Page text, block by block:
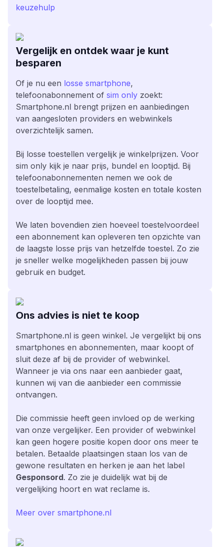
keuzehulp
Vergelijk en ontdek waar je kunt
besparen
Of je nu een losse smartphone,
telefoonabonnement of sim only zoekt:
Smartphone.nl brengt prijzen en aanbiedingen
van aangesloten providers en webwinkels
overzichtelijk samen.
Bij losse toestellen vergelijk je winkelprijzen. Voor
sim only kijk je naar prijs, bundel en looptijd. Bij
telefoonabonnementen nemen we ook de
toestelbetaling, eenmalige kosten en totale kosten
over de looptijd mee.
We laten bovendien zien hoeveel toestelvoordeel
een abonnement kan opleveren ten opzichte van
de laagste losse prijs van hetzelfde toestel. Zo zie
je sneller welke mogelijkheden passen bij jouw
gebruik en budget.
Ons advies is niet te koop
Smartphone.nl is geen winkel. Je vergelijkt bij ons
smartphones en abonnementen, maar koopt of
sluit deze af bij de provider of webwinkel.
Wanneer je via ons naar een aanbieder gaat,
kunnen wij van die aanbieder een commissie
ontvangen.
Die commissie heeft geen invloed op de werking
van onze vergelijker. Een provider of webwinkel
kan geen hogere positie kopen door ons meer te
betalen. Betaalde plaatsingen staan los van de
gewone resultaten en herken je aan het label
Gesponsord. Zo zie je duidelijk wat bij de
vergelijking hoort en wat reclame is.
Meer over smartphone.nl